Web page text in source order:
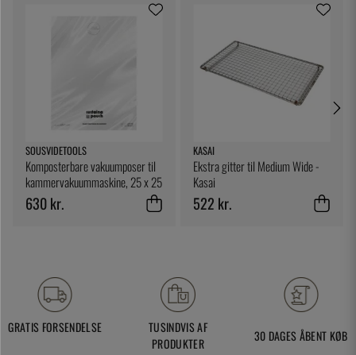
SOUSVIDETOOLS
Komposterbare vakuumposer til
kammervakuummaskine, 25 x 25
cm, 200-pak - SousVideTools
630 kr.
KASAI
Ekstra gitter til Medium Wide -
Kasai
522 kr.
GRATIS FORSENDELSE
TUSINDVIS AF
PRODUKTER
30 DAGES ÅBENT KØB